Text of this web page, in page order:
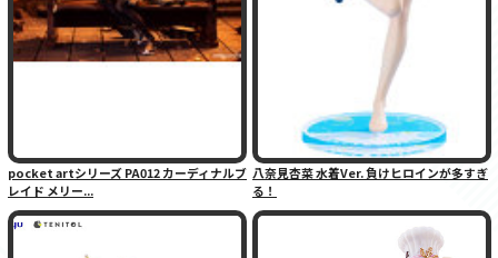
pocket artシリーズ PA012 カーディナルブ
レイド メリー...
八奈見杏菜 水着Ver. 負けヒロインが多すぎ
る！